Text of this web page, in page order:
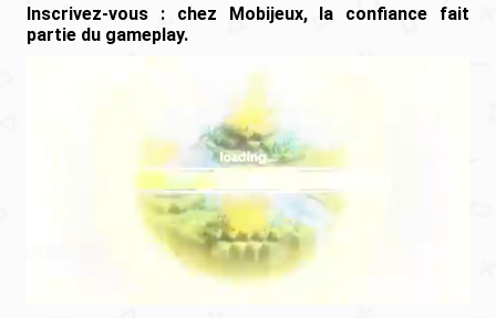
Inscrivez-vous : chez Mobijeux, la confiance fait
partie du gameplay.